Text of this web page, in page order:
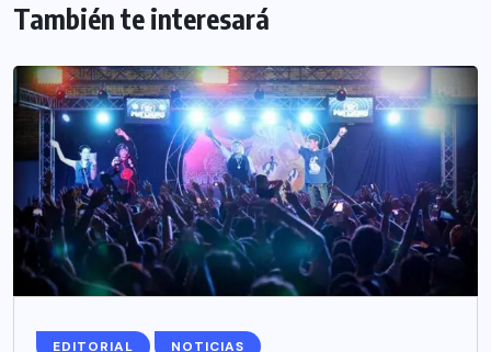
También te interesará
EDITORIAL NOTICIAS